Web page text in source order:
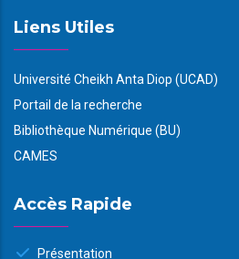
Liens Utiles
Université Cheikh Anta Diop (UCAD)
Portail de la recherche
Bibliothèque Numérique (BU)
CAMES
Accès Rapide
Présentation